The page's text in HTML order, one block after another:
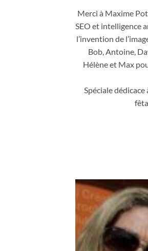
Merci à Maxime
SEO et intelligence
l’invention de
Bob, Antoine,
Hélène et Max
Spéciale